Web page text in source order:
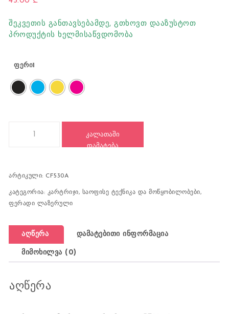
შეკვეთის განთავსებამდე, გთხოვთ დააზუსტოთ
პროდუქტის ხელმისაწვდომობა
ფერი1
ᲙᲐᲚᲐᲗᲐᲨᲘ
ᲓᲐᲛᲐᲢᲔᲑᲐ
არტიკული: CF530A
კატეგორია: კარტრიჯი, საოფისე ტექნიკა და მოწყობილობები,
ფერადი ლაზერული
აღწერა დამატებითი ინფორმაცია
მიმოხილვა (0)
აღწერა